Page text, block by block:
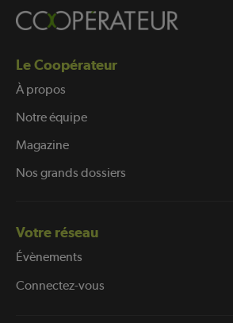
Le Coopérateur
À propos
Notre équipe
Magazine
Nos grands dossiers
Votre réseau
Évènements
Connectez-vous